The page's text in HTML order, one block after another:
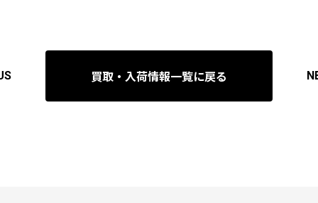
買取・入荷情報一覧に戻る